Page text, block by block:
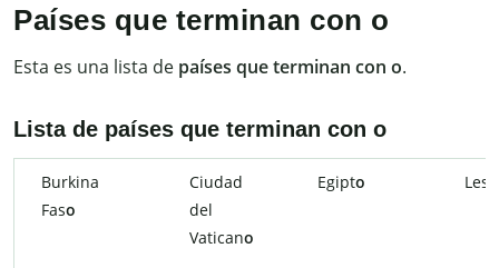
Países que terminan con o
Esta es una lista de países que terminan con o.
Lista de países que terminan con o
Burkina
Faso
Ciudad
del
Vaticano
Egipto